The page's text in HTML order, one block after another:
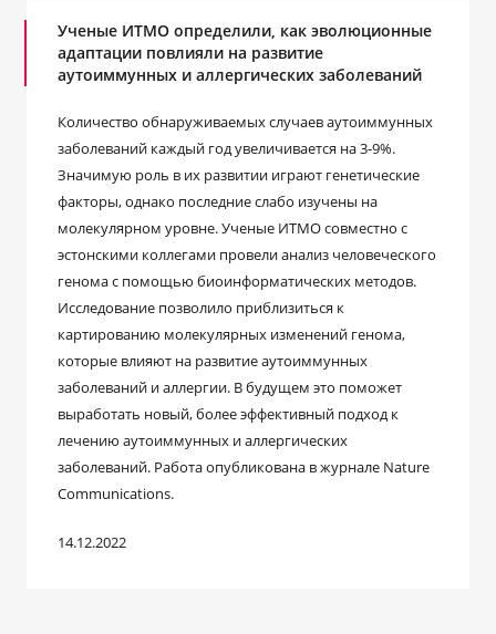
Ученые ИТМО определили, как эволюционные
адаптации повлияли на развитие
аутоиммунных и аллергических заболеваний
Количество обнаруживаемых случаев аутоиммунных
заболеваний каждый год увеличивается на 3-9%.
Значимую роль в их развитии играют генетические
факторы, однако последние слабо изучены на
молекулярном уровне. Ученые ИТМО совместно с
эстонскими коллегами провели анализ человеческого
генома с помощью биоинформатических методов.
Исследование позволило приблизиться к
картированию молекулярных изменений генома,
которые влияют на развитие аутоиммунных
заболеваний и аллергии. В будущем это поможет
выработать новый, более эффективный подход к
лечению аутоиммунных и аллергических
заболеваний. Работа опубликована в журнале Nature
Communications.
14.12.2022